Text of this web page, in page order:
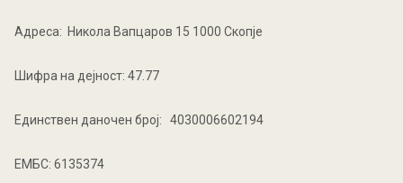
Адреса: Никола Вапцаров 15 1000 Скопје
Шифра на дејност: 47.77
Единствен даночен број: 4030006602194
ЕМБС: 6135374